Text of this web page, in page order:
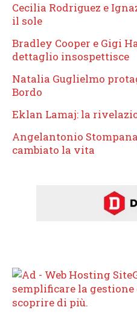
Cecilia Rodriguez e
il sole
Bradley Cooper e Gigi
dettaglio insospettisce
Natalia Guglielmo
Bordo
Eklan Lamaj: la
Angelantonio
cambiato la vita